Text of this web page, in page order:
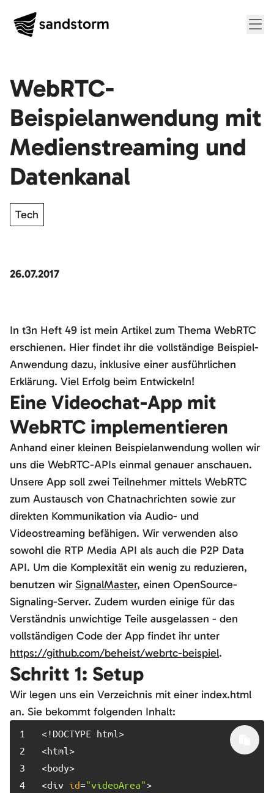
WebRTC-
Beispielanwendung mit
Medienstreaming und
Datenkanal
Tech
26.07.2017
In t3n Heft 49 ist mein Artikel zum Thema WebRTC
erschienen. Hier findet ihr die vollständige Beispiel-
Anwendung dazu, inklusive einer ausführlichen
Erklärung. Viel Erfolg beim Entwickeln!
Eine Videochat-App mit
WebRTC implementieren
Anhand einer kleinen Beispielanwendung wollen wir
uns die WebRTC-APIs einmal genauer anschauen.
Unsere App soll zwei Teilnehmer mittels WebRTC
zum Austausch von Chatnachrichten sowie zur
direkten Kommunikation via Audio- und
Videostreaming befähigen. Wir verwenden also
sowohl die RTP Media API als auch die P2P Data
API. Um die Komplexität ein wenig zu reduzieren,
benutzen wir SignalMaster, einen OpenSource-
Signaling-Server. Zudem wurden einige für das
Verständnis unwichtige Teile ausgelassen - den
vollständigen Code der App findet ihr unter
https://github.com/beheist/webrtc-beispiel.
Schritt 1: Setup
Wir legen uns ein Verzeichnis mit einer index.html
an. Sie bekommt folgenden Inhalt:
<div id="videoArea"